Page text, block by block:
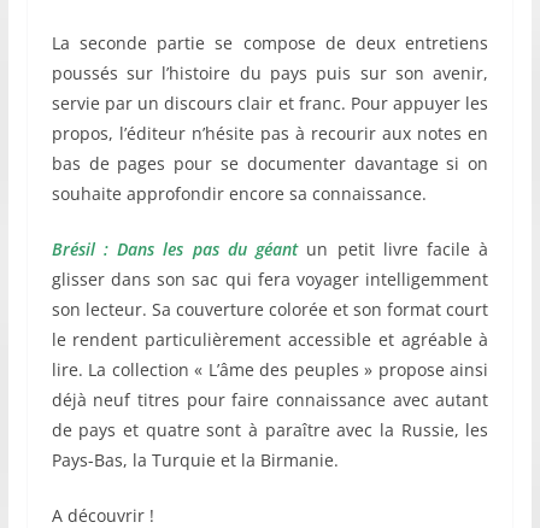
La seconde partie se compose de deux entretiens
poussés sur l’histoire du pays puis sur son avenir,
servie par un discours clair et franc. Pour appuyer les
propos, l’éditeur n’hésite pas à recourir aux notes en
bas de pages pour se documenter davantage si on
souhaite approfondir encore sa connaissance.
Brésil : Dans les pas du géantun petit livre facile à
glisser dans son sac qui fera voyager intelligemment
son lecteur. Sa couverture colorée et son format court
le rendent particulièrement accessible et agréable à
lire. La collection « L’âme des peuples » propose ainsi
déjà neuf titres pour faire connaissance avec autant
de pays et quatre sont à paraître avec la Russie, les
Pays-Bas, la Turquie et la Birmanie.
A découvrir !